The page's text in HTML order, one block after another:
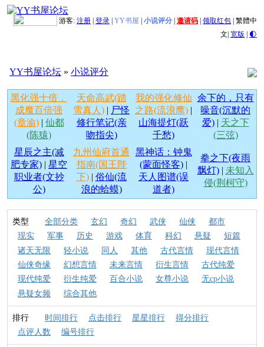
游客: 注册 登录 YY书屋 小说评分 邀请码 领取红包 繁體中
文| 宽版 | 🌓
YY书屋论坛 » 小说评分
黑化强十倍，
成魔百倍强
(章渝)| 仙都
(陈猿)
天命高武(踏
雪真人) | 尸怪
修行笔记(亲
吻指尖)
我的强化修仙
之路(流浪鹰) |
山海提灯(跃
千愁)
余下的，只有
噪音(沉默的
爱)| 天之下
(三弦)
星辰之主(减
肥专家) | 星空
职业者(文抄
公)
九州仙府首通
指南(国王陛
下)| 俗仙(流
浪的蛤蟆)
黑神话：钟鬼
(蒙面怪客) |
天人图谱(误
道者)
拳之下(夜雨
飘灯)| 未知入
侵(荆柯守)
类型 全部分类 玄幻 奇幻 武侠 仙侠
都市
现实
军事 历史 游戏 体育 科幻 悬疑
短篇
诸天无限
轻小说 同人 其他 古代言情
现代言情
仙侠奇缘
幻想言情 未来言情 衍生言情
古代纯爱
现代纯爱
衍生纯爱 百合小说 女尊小说
无cp小说
悬疑女频
综合其他
排行 时间排行 点击排行 星星排行
得分排行
点评人数
编号排行